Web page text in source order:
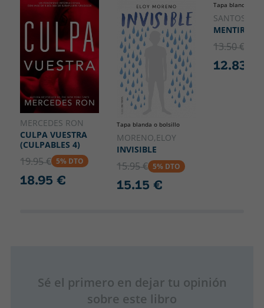
MERCEDES RON
CULPA VUESTRA
(CULPABLES 4)
19.95 € 5% DTO
18.95 €
Tapa blanda o bolsillo
MORENO,ELOY
INVISIBLE
15.95 € 5% DTO
15.15 €
Tapa blanda o
SANTOS,
MENTIRA
13.50 €
12.83 €
Sé el primero en dejar tu opinión
sobre este libro